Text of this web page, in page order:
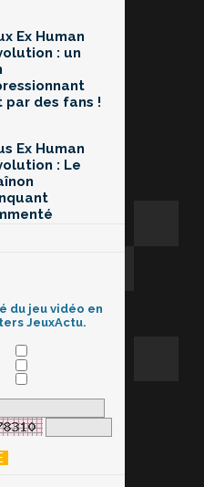
Ex Human
: un
par des fans !
Ex Human
: Le
du jeu vidéo en
JeuxActu.